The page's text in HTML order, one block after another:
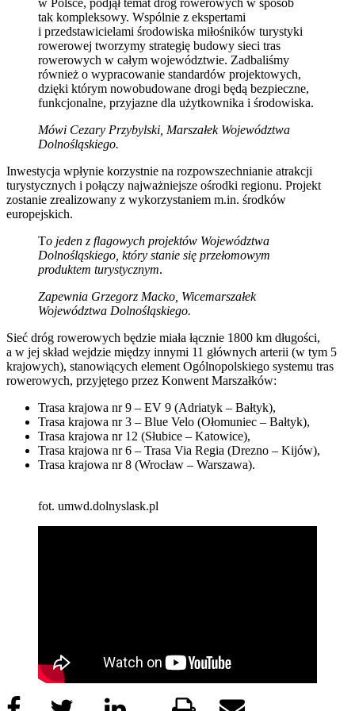
w Polsce, podjął temat dróg rowerowych w sposób
tak kompleksowy. Wspólnie z ekspertami
i przedstawicielami środowiska miłośników turystyki
rowerowej tworzymy strategię budowy sieci tras
rowerowych w całym województwie. Zadbaliśmy
również o wypracowanie standardów projektowych,
dzięki którym nowobudowane drogi będą bezpieczne,
funkcjonalne, przyjazne dla użytkownika i środowiska.
Mówi Cezary Przybylski, Marszałek Województwa
Dolnośląskiego.
Inwestycja wpłynie korzystnie na rozpowszechnianie atrakcji
turystycznych i połączy najważniejsze ośrodki regionu. Projekt
zostanie zrealizowany z wykorzystaniem m.in. środków
europejskich.
To jeden z flagowych projektów Województwa
Dolnośląskiego, który stanie się przełomowym
produktem turystycznym.
Zapewnia Grzegorz Macko, Wicemarszałek
Województwa Dolnośląskiego.
Sieć dróg rowerowych będzie miała łącznie 1800 km długości,
a w jej skład wejdzie między innymi 11 głównych arterii (w tym 5
krajowych), stanowiących element Ogólnopolskiego systemu tras
rowerowych, przyjętego przez Konwent Marszałków:
Trasa krajowa nr 9 – EV 9 (Adriatyk – Bałtyk),
Trasa krajowa nr 3 – Blue Velo (Ołomuniec – Bałtyk),
Trasa krajowa nr 12 (Słubice – Katowice),
Trasa krajowa nr 6 – Trasa Via Regia (Drezno – Kijów),
Trasa krajowa nr 8 (Wrocław – Warszawa).
fot. umwd.dolnyslask.pl